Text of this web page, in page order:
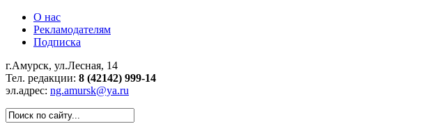
О нас
Рекламодателям
Подписка
г.Амурск, ул.Лесная, 14
Тел. редакции: 8 (42142) 999-14
эл.адрес: ng.amursk@ya.ru